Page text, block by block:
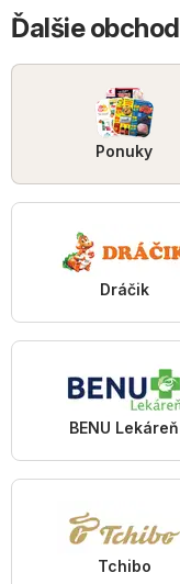
Ďalšie
Ponuky
Dráčik
BENU Lekáreň
Tchibo